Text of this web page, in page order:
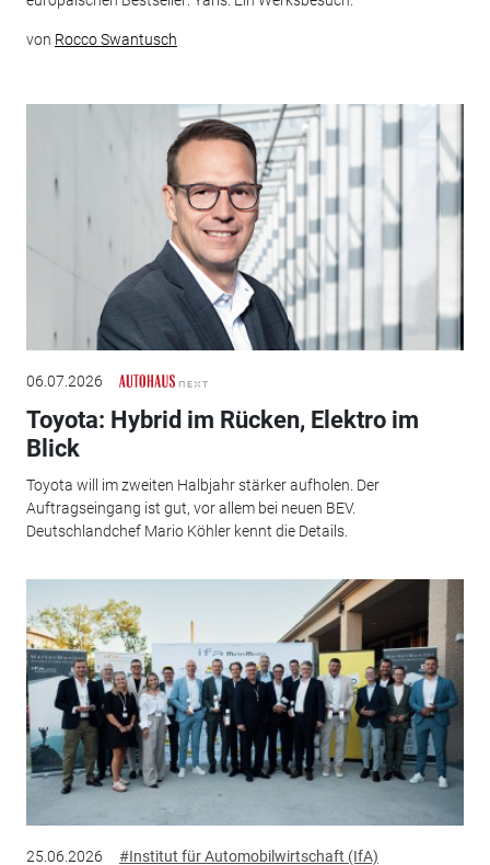
von Rocco Swantusch
06.07.2026
Toyota: Hybrid im Rücken, Elektro im
Blick
Toyota will im zweiten Halbjahr stärker aufholen. Der
Auftragseingang ist gut, vor allem bei neuen BEV.
Deutschlandchef Mario Köhler kennt die Details.
25.06.2026 #Institut für Automobilwirtschaft (IfA)